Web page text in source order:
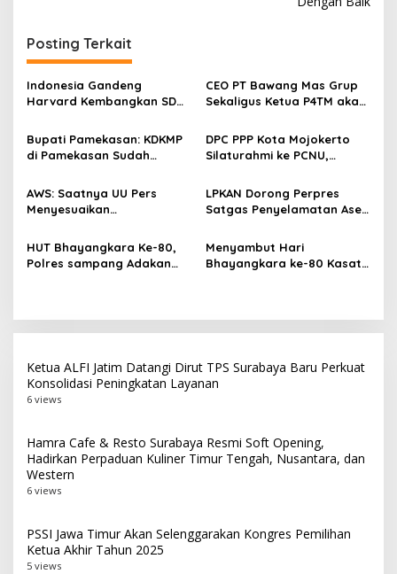
g
a
s
p
o
s
Posting Terkait
Indonesia Gandeng
Harvard Kembangkan SDM
Dunia
CEO PT Bawang Mas Grup
Sekaligus Ketua P4TM akan
Tembakau di Madura
Bupati Pamekasan: KDKMP
di Pamekasan Sudah
Selesai Akhir Juli 2026
DPC PPP Kota Mojokerto
Silaturahmi ke PCNU,
Masyarakat
AWS: Saatnya UU Pers
Menyesuaikan
Digital dan AI
LPKAN Dorong Perpres
Satgas Penyelamatan Aset
Pemberantasan Korupsi
HUT Bhayangkara Ke-80,
Polres sampang Adakan
Menyambut Hari
Bhayangkara ke-80 Kasat
Ketua ALFI Jatim Datangi Dirut TPS Surabaya Baru Perkuat
Konsolidasi Peningkatan Layanan
6 views
Hamra Cafe & Resto Surabaya Resmi Soft Opening,
Hadirkan Perpaduan Kuliner Timur Tengah, Nusantara, dan
Western
6 views
PSSI Jawa Timur Akan Selenggarakan Kongres Pemilihan
Ketua Akhir Tahun 2025
5 views